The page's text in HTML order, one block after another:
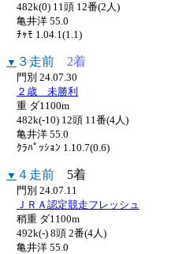
482k(0) 11頭 12番(2人)
亀井洋 55.0
ﾁｬﾓ 1.04.1(1.1)
▼ ３走前 2着
門別 24.07.30
２歳 未勝利
重 ダ1100m
482k(-10) 12頭 11番(4人)
亀井洋 55.0
ｸﾗﾊﾟｯｼｮﾝ 1.10.7(0.6)
▼ ４走前 5着
門別 24.07.11
ＪＲＡ認定競走フレッシュ
稍重 ダ1100m
492k(-) 8頭 2番(4人)
亀井洋 55.0